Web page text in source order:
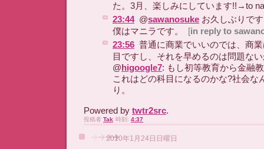
た。3月、楽しみにしています!!→to
23:44 @sawanosuke お久しぶりで
僕はマニラです。
[in reply to
23:56 普通に商業でいいのでは、商
目ですし、それを早めるのは問題な
@higoogle7: もし初等教育から金融
これはどの科目になるのかな?社会な
り。
Powered by twtr2src.
投稿者 Tak 時刻: 4:37
2010年1月24日日曜日